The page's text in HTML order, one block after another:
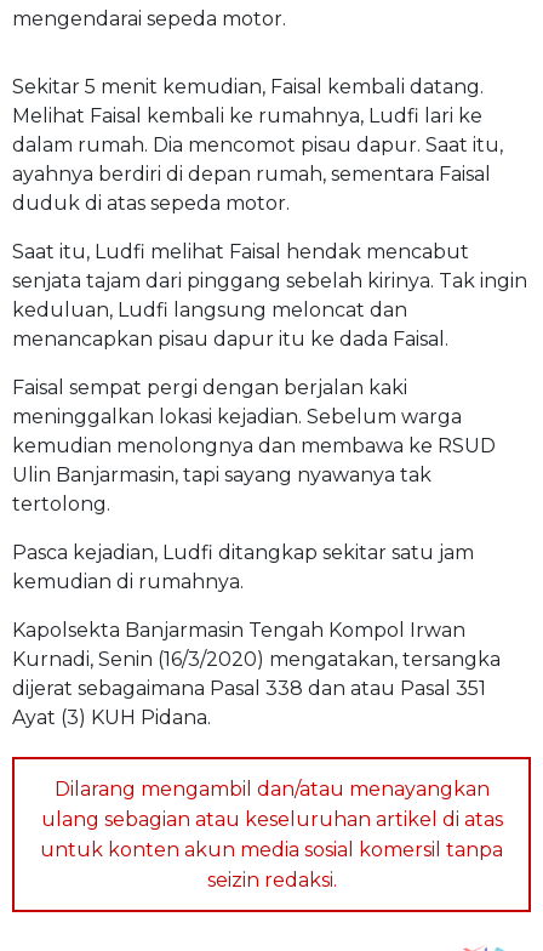
mengendarai sepeda motor.
Sekitar 5 menit kemudian, Faisal kembali datang.
Melihat Faisal kembali ke rumahnya, Ludfi lari ke
dalam rumah. Dia mencomot pisau dapur. Saat itu,
ayahnya berdiri di depan rumah, sementara Faisal
duduk di atas sepeda motor.
Saat itu, Ludfi melihat Faisal hendak mencabut
senjata tajam dari pinggang sebelah kirinya. Tak ingin
keduluan, Ludfi langsung meloncat dan
menancapkan pisau dapur itu ke dada Faisal.
Faisal sempat pergi dengan berjalan kaki
meninggalkan lokasi kejadian. Sebelum warga
kemudian menolongnya dan membawa ke RSUD
Ulin Banjarmasin, tapi sayang nyawanya tak
tertolong.
Pasca kejadian, Ludfi ditangkap sekitar satu jam
kemudian di rumahnya.
Kapolsekta Banjarmasin Tengah Kompol Irwan
Kurnadi, Senin (16/3/2020) mengatakan, tersangka
dijerat sebagaimana Pasal 338 dan atau Pasal 351
Ayat (3) KUH Pidana.
Dilarang mengambil dan/atau menayangkan
ulang sebagian atau keseluruhan artikel di atas
untuk konten akun media sosial komersil tanpa
seizin redaksi.